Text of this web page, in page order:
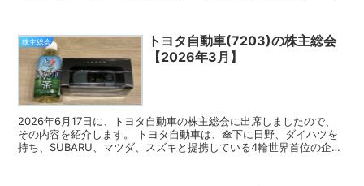
株主総会
トヨタ自動車(7203)の株主総会
【2026年3月】
2026年6月17日に、トヨタ自動車の株主総会に出席しましたので、
その内容を紹介します。 トヨタ自動車は、傘下に日野、ダイハツを
持ち、SUBARU、マツダ、スズキと提携している4輪世界首位の企業